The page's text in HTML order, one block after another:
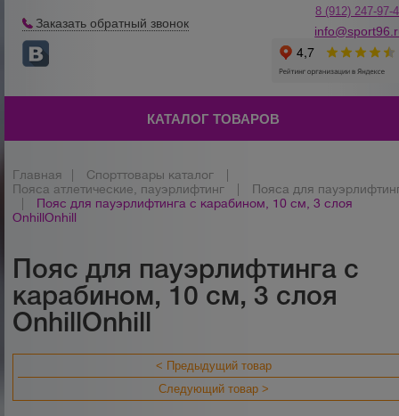
Заказать обратный звонок
8 (912) 247-97-
КАТАЛОГ ТОВАРОВ
Главная Спорттовары каталог
Пояса атлетические, пауэрлифтинг
Пояса для
Пояс для пауэрлифтинга с карабином, 10 см, 3 слоя
OnhillOnhill
Пояс для пауэрлифтинга с
карабином, 10 см, 3 слоя
OnhillOnhill
< Предыдущий товар
Следующий товар >